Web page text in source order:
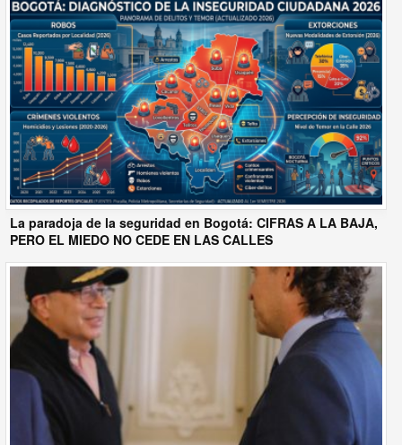
La paradoja de la seguridad en Bogotá: CIFRAS A LA BAJA,
PERO EL MIEDO NO CEDE EN LAS CALLES